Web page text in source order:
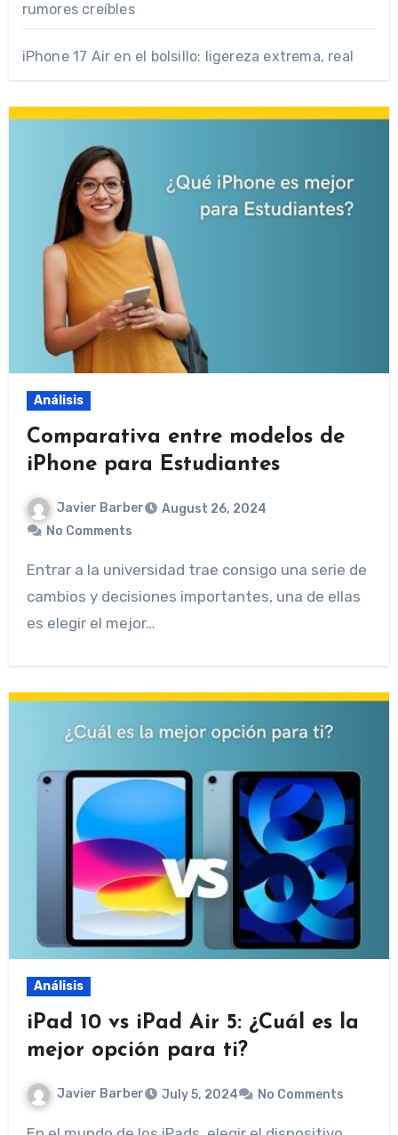
rumores creíbles
iPhone 17 Air en el bolsillo: ligereza extrema, real
Análisis
Comparativa entre modelos de
iPhone para Estudiantes
Javier Barber
August 26, 2024
No Comments
Entrar a la universidad trae consigo una serie de
cambios y decisiones importantes, una de ellas
es elegir el mejor…
Análisis
iPad 10 vs iPad Air 5: ¿Cuál es la
mejor opción para ti?
Javier Barber July 5, 2024 No Comments